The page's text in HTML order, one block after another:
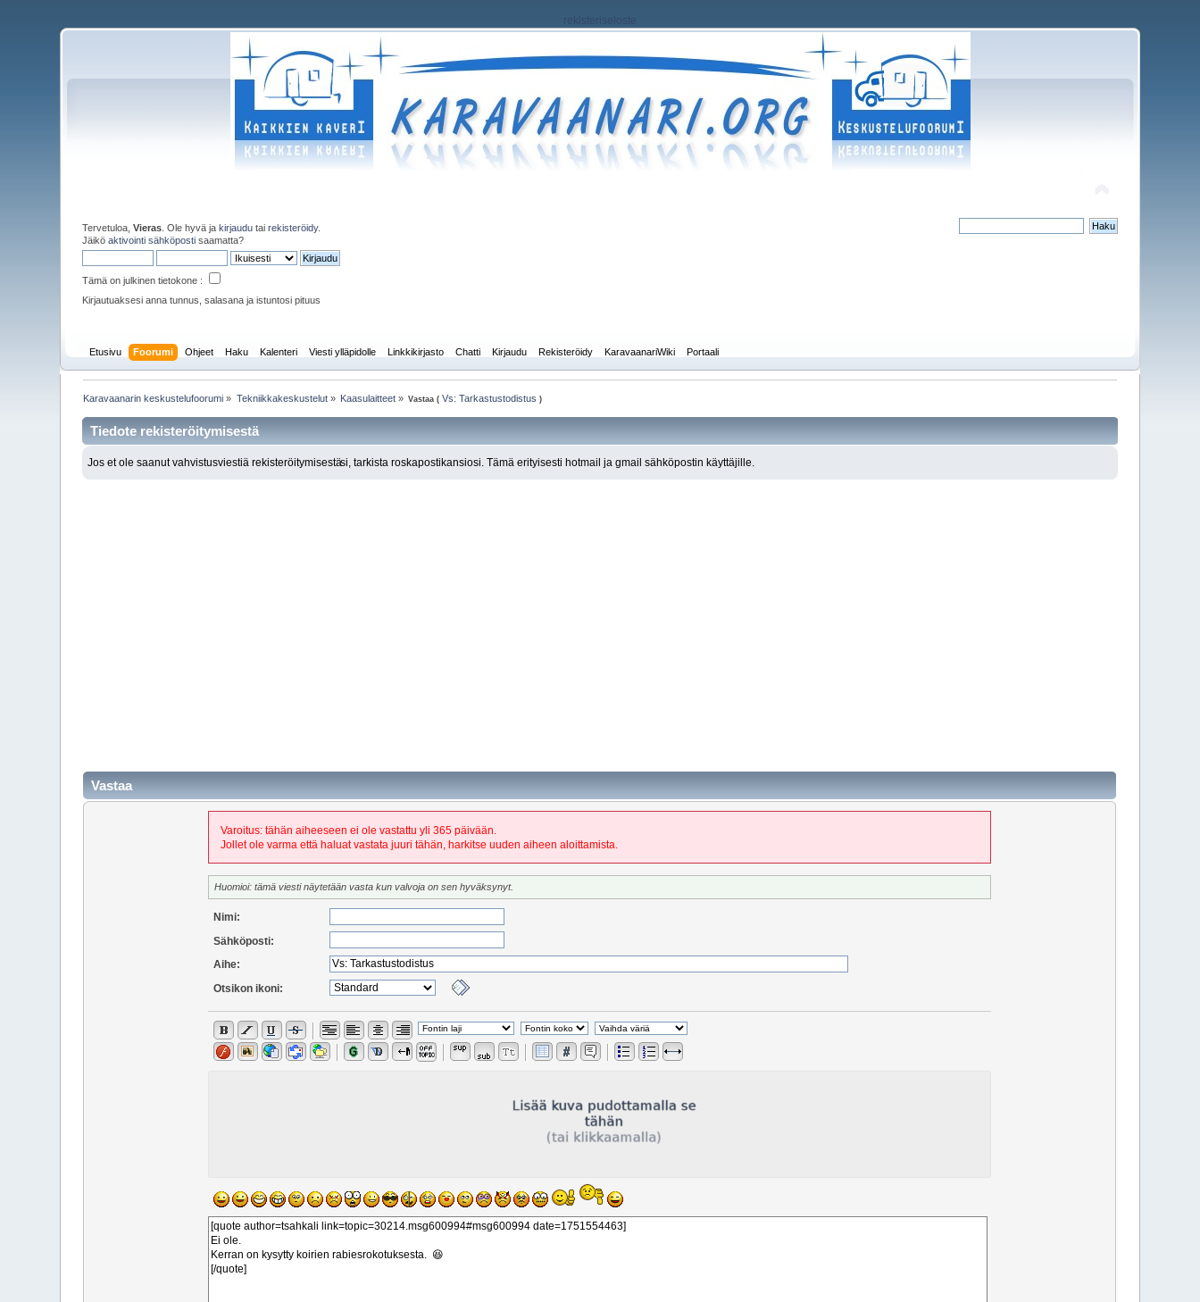
rekisteriseloste
Tervetuloa,Vieras . Ole hyvä jakirjaudu tairekisteröidy.
Jäiköaktivointi sähköposti saamatta?
Tämä on julkinen tietokone :
Kirjautuaksesi anna tunnus, salasana ja istuntosi pituus
Etusivu Foorumi Ohjeet Haku Kalenteri Viesti ylläpidolle Linkkikirjasto Chatti Kirjaudu Rekisteröidy KaravaanariWiki Portaali
Karavaanarin keskustelufoorumi » Tekniikkakeskustelut» Kaasulaitteet » Vastaa (Vs: Tarkastustodistus )
Tiedote rekisteröitymisestä
Jos et ole saanut vahvistusviestiä rekisteröitymisestäsi, tarkista roskapostikansiosi. Tämä erityisesti hotmail ja gmail sähköpostin käyttäjille.
Vastaa
Varoitus: tähän aiheeseen ei ole vastattu yli 365 päivään.
Jollet ole varma että haluat vastata juuri tähän, harkitse uuden aiheen aloittamista.
Huomioi: tämä viesti näytetään vasta kun valvoja on sen hyväksynyt.
Nimi:
Sähköposti:
Aihe:
Otsikon ikoni: